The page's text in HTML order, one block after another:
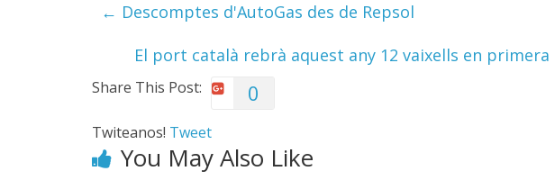
← Descomptes d'AutoGas des de Repsol
El port català rebrà aquest any 12 vaixells en
Share This Post: 0
Twiteanos! Tweet
You May Also Like